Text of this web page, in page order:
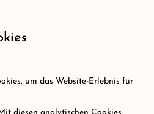
um das Website-Erlebnis für